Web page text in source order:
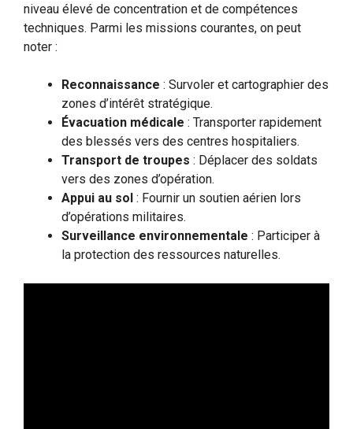
niveau élevé de concentration et de compétences
techniques. Parmi les missions courantes, on peut
noter :
Reconnaissance : Survoler et cartographier des
zones d’intérêt stratégique.
Évacuation médicale : Transporter rapidement
des blessés vers des centres hospitaliers.
Transport de troupes : Déplacer des soldats
vers des zones d’opération.
Appui au sol : Fournir un soutien aérien lors
d’opérations militaires.
Surveillance environnementale : Participer à
la protection des ressources naturelles.